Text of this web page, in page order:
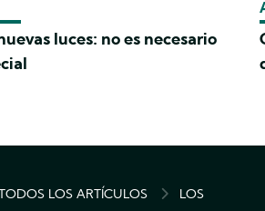
luces: no es necesario
LOS ARTÍCULOS
LOS